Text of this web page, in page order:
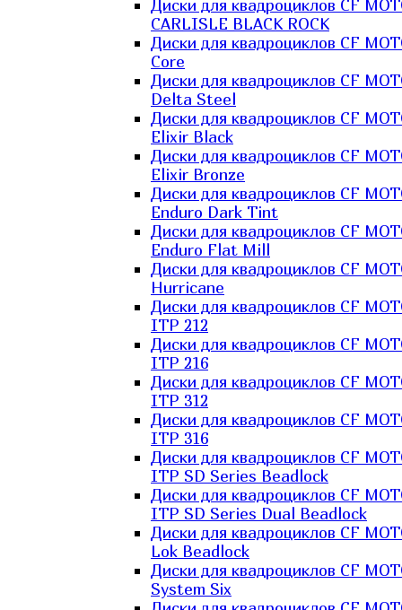
Диски для квадроциклов CF
CARLISLE BLACK ROCK
Диски для квадроциклов CF
Core
Диски для квадроциклов CF
Delta Steel
Диски для квадроциклов CF
Elixir Black
Диски для квадроциклов CF
Elixir Bronze
Диски для квадроциклов CF
Enduro Dark Tint
Диски для квадроциклов CF
Enduro Flat Mill
Диски для квадроциклов CF
Hurricane
Диски для квадроциклов CF
ITP 212
Диски для квадроциклов CF
ITP 216
Диски для квадроциклов CF
ITP 312
Диски для квадроциклов CF
ITP 316
Диски для квадроциклов CF
ITP SD Series Beadlock
Диски для квадроциклов CF
ITP SD Series Dual Beadlock
Диски для квадроциклов CF
Lok Beadlock
Диски для квадроциклов CF
System Six